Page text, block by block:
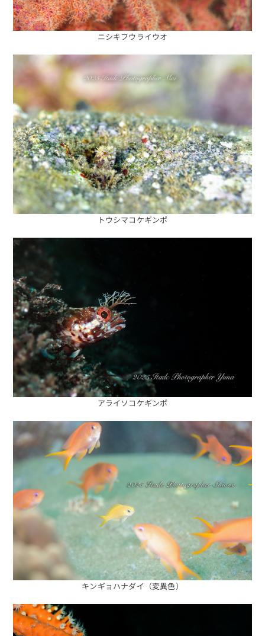
ニシキフウライウオ
トウシマコケギンポ
アライソコケギンポ
キンギョハナダイ（変異色）
海況をチェック 海日記を見る